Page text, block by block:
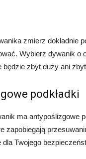
zmierz dokładnie
Wybierz dywanik o
zbyt duży ani zbyt
podkładki
ma antypoślizgowe
zapobiegają
dla Twojego